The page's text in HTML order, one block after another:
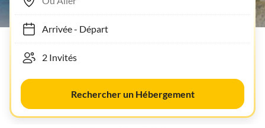
Arrivée- Départ
Rechercher un Hébergement